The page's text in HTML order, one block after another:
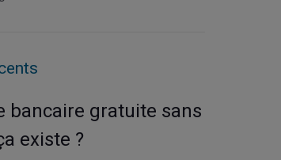
bancaire gratuite sans
existe ?